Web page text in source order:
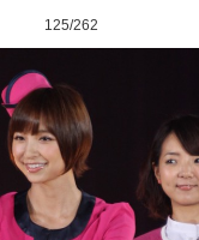
125/262